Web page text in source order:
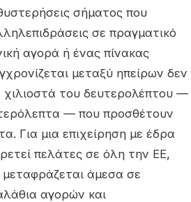
σήματος που
σε πραγματικό
αγορά ή ένας πίνακας
μεταξύ ηπείρων δεν
χιλιοστά του δευτερολέπτου —
— που προσθέτουν
Για μια επιχείρηση με έδρα
πελάτες σε όλη την ΕΕ,
άμεσα σε
αγορών και